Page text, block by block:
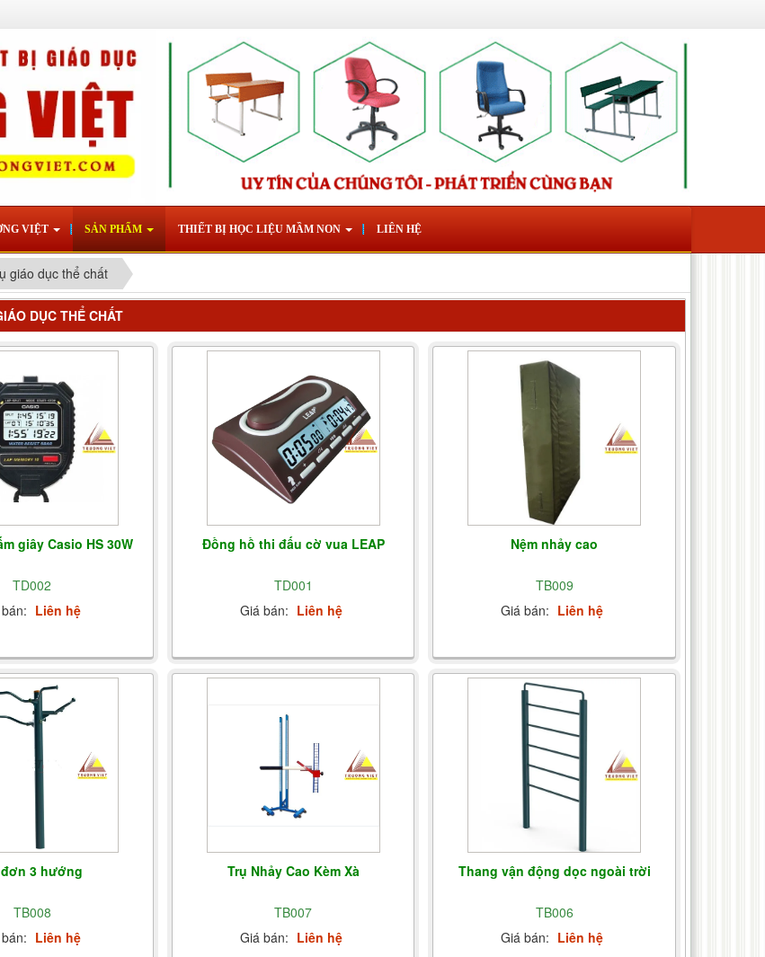
VIỆT SẢN PHẨM THIẾT BỊ HỌC LIỆU MẦM NON LIÊN HỆ
giáo dục thể chất
DỤC THỂ CHẤT
giây Casio HS 30W
TD002
Liên hệ
Đồng hồ thi đấu cờ vua LEAP
TD001
Giá bán: Liên hệ
Nệm nhảy cao
TB009
Giá bán: Liên hệ
đơn 3 hướng
TB008
Liên hệ
Trụ Nhảy Cao Kèm Xà
TB007
Giá bán: Liên hệ
Thang vận động dọc ngoài trời
TB006
Giá bán: Liên hệ